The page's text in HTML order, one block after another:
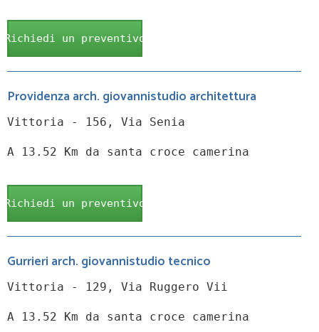
Richiedi un preventivo
Providenza arch. giovannistudio architettura
Vittoria - 156, Via Senia
A 13.52 Km da santa croce camerina
Richiedi un preventivo
Gurrieri arch. giovannistudio tecnico
Vittoria - 129, Via Ruggero Vii
A 13.52 Km da santa croce camerina